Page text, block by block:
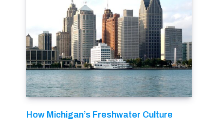
How Michigan’s Freshwater Culture